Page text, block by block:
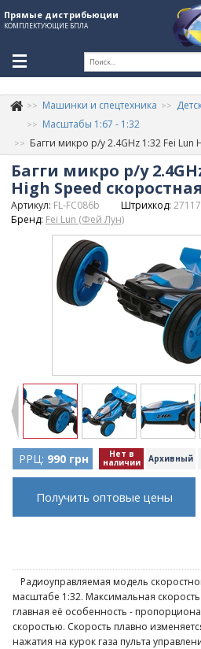
Прямые дистрибьюции
КОМПЛЕКТУЮЩИЕ БПЛА
+380507774092
Информация о компании
About Company
Обзоры
Войти в B2B
Машинки и спецтехника
Масштабы 1:67 - 1:32
Багги микро р/у 2.4GHz 1:32 Fei Lun High
Багги микро р/у
High Speed
Артикул: FL-FC086b Штрихкод:
Бренд: Fei Lun (Фей Лун)
РРЦ: 990 грн Нет в
наличии Архивный
Получить оптовые цены
Радиоуправляемая модель
масштабе 1:32. Максимальная
главная её особенность -
скоростью. Скорость плавно
нажатия на курок газа пульта